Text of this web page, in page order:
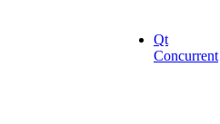
Qt
Concurrent